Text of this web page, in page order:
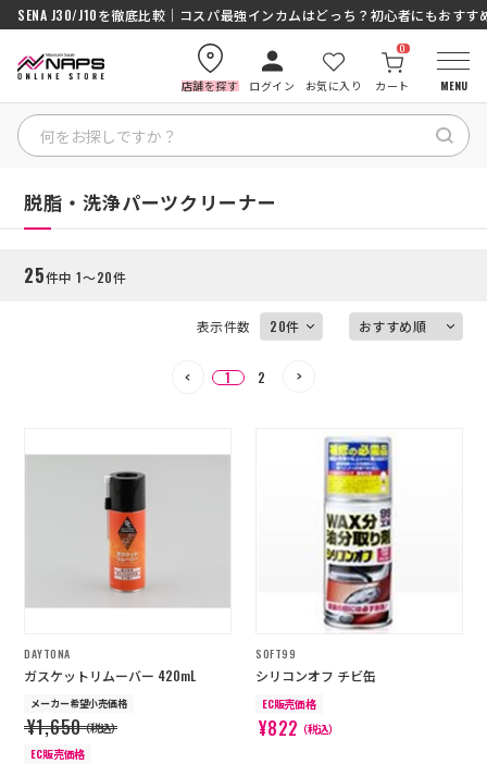
SENA J30/J10を徹底比較｜コスパ最強インカムはどっち？初心者にもおすす
店舗を探す ログイン お気に入り カート
0
MENU
HOME
コーポレートサイト
古物営業法に基づく表示/保険勧誘
利用規約
商品レビュー利用規約
プライバシーポリシー
返金ポリシー
カスタマーハラスメントに対する方
針
絞り込む
HOME
脱脂・洗浄パーツクリーナー
25件中 1～20件
表示件数
1 2
DAYTONA
ガスケットリムーバー 420mL
メーカー希望小売価格
¥1,650（税込）
EC販売価格
SOFT99
シリコンオフ チビ缶
EC販売価格
¥822（税込）